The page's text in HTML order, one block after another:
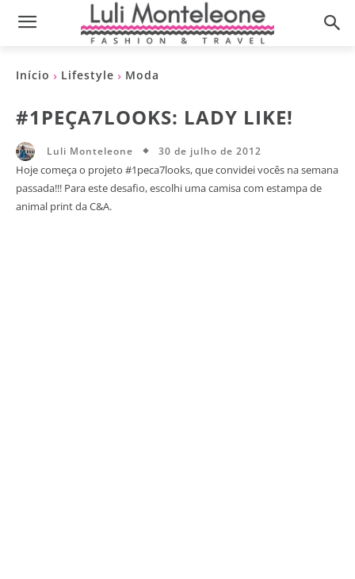
Início Lifestyle Moda
#1PEÇA7LOOKS: LADY LIKE!
Luli Monteleone 30 de julho de 2012
Hoje começa o projeto #1peca7looks, que convidei vocês na semana
passada!!! Para este desafio, escolhi uma camisa com estampa de
animal print da C&A.